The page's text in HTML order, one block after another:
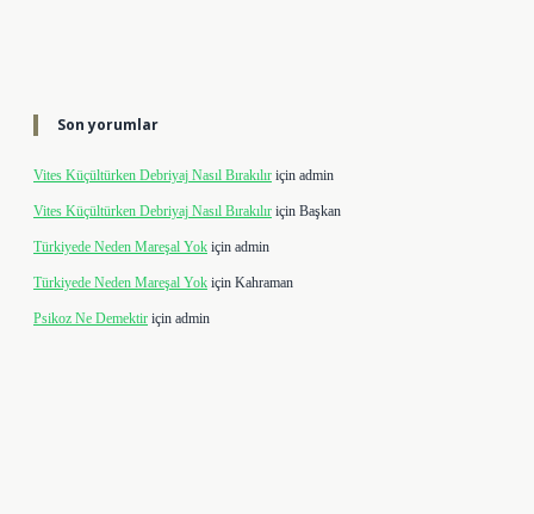
Son yorumlar
Vites Küçültürken Debriyaj Nasıl Bırakılır için admin
Vites Küçültürken Debriyaj Nasıl Bırakılır için Başkan
Türkiyede Neden Mareşal Yok için admin
Türkiyede Neden Mareşal Yok için Kahraman
Psikoz Ne Demektir için admin